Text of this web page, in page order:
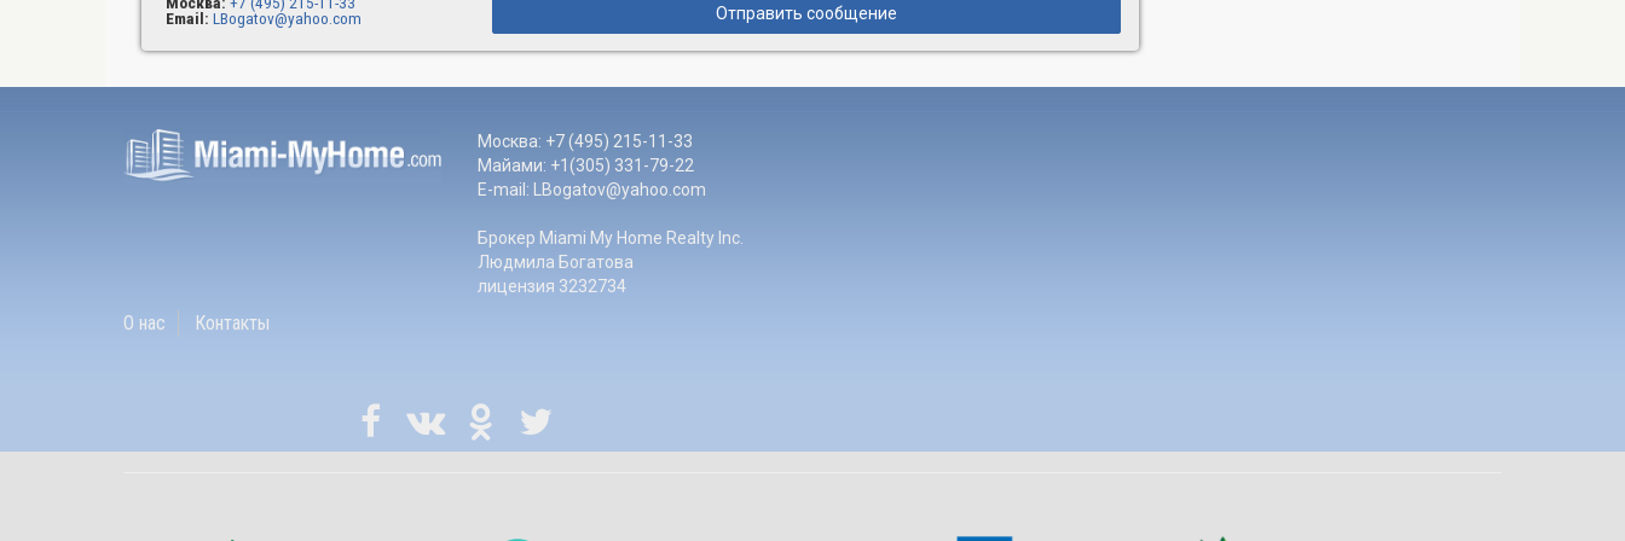
Email: LBogatov@yahoo.com Отправить сообщение
Москва: +7 (495) 215-11-33
Майами: +1(305) 331-79-22
E-mail:
LBogatov@yahoo.com
Брокер Miami My Home Realty Inc.
Людмила Богатова
лицензия 3232734
О нас Контакты